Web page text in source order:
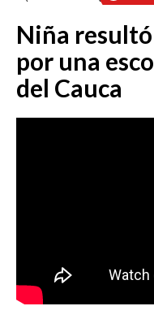
Niña
por una
del Cauca